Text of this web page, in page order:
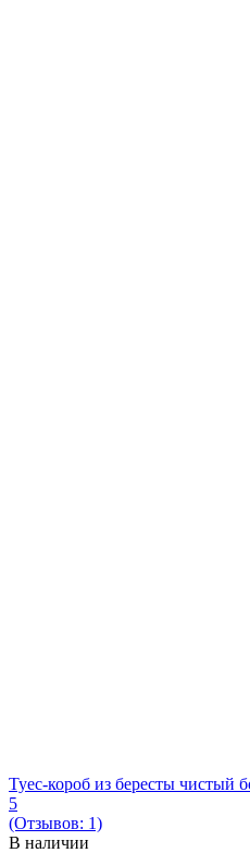
Туес-короб из бересты чистый
5
(Отзывов: 1)
В наличии